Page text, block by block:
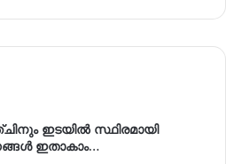
ഇടയിൽ സ്ഥിരമായി
ഇതാകാം…